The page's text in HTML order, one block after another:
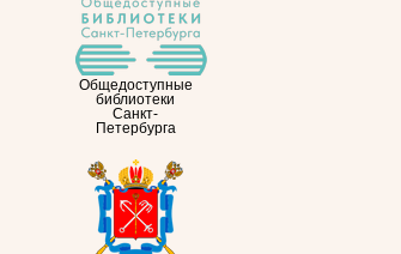
Общедоступные
библиотеки
Санкт-
Петербурга